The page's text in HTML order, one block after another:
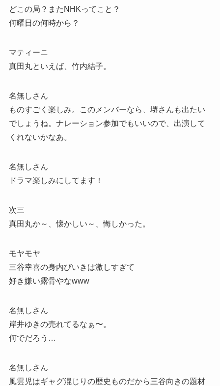
どこの局？またNHKってこと？
何曜日の何時から？
マティーニ
真田丸といえば、竹内結子。
名無しさん
ものすごく楽しみ。このメンバーなら、堺さんも出たい
でしょうね。ナレーション参加でもいいので、出演して
くれないかなあ。
名無しさん
ドラマ楽しみにしてます！
次三
真田丸か～、懐かしい～、悔しかった。
モヤモヤ
三谷幸喜の身内びいきは激しすぎて
好き嫌い露骨やなwww
名無しさん
岸井ゆきの売れてるなぁ〜。
何でだろう…
名無しさん
風雲児はギャグ混じりの歴史ものだから三谷向きの題材